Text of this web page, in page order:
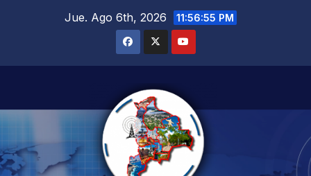
Jue. Ago 6th, 2026 11:56:56 PM